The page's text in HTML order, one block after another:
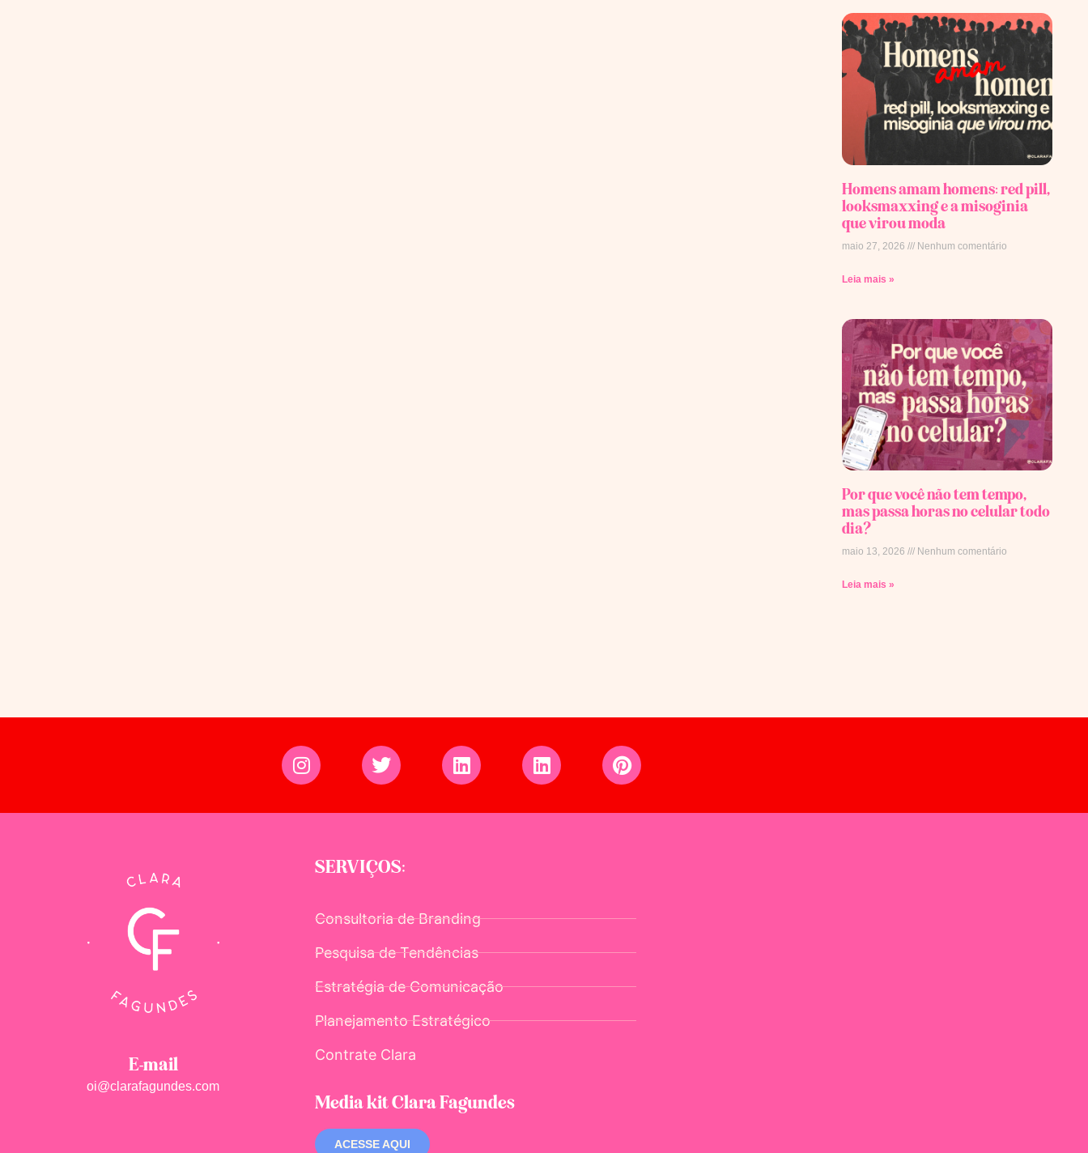
Homens amam homens: red pill,
looksmaxxing e a misoginia
que virou moda
maio 27, 2026 Nenhum comentário
Leia mais »
Por que você não tem tempo,
mas passa horas no celular todo
dia?
maio 13, 2026 Nenhum comentário
Leia mais »
E-mail
oi@clarafagundes.com
SERVIÇOS:
Consultoria de Branding
Pesquisa de Tendências
Estratégia de Comunicação
Planejamento Estratégico
Contrate Clara
Media kit Clara Fagundes
ACESSE AQUI